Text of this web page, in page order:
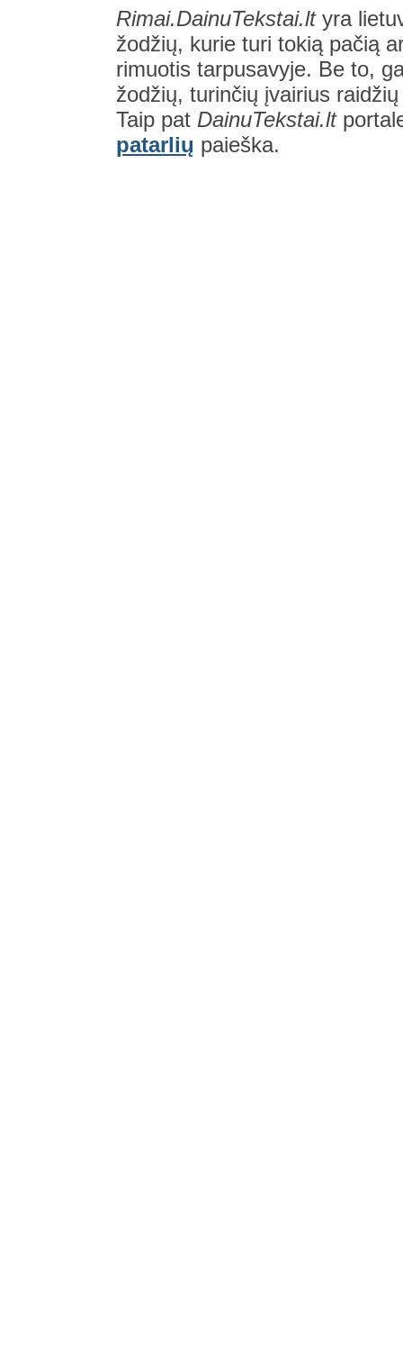
Rimai.DainuTekstai.ltyra
žodžių, kurie turi tokią pačią
rimuotis tarpusavyje. Be to,
žodžių, turinčių įvairius
Taip pat DainuTekstai.lt
patarlių paieška.